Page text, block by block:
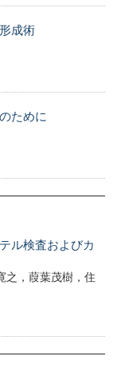
成術
ために
ル検査およびカ
之，葭葉茂樹，住